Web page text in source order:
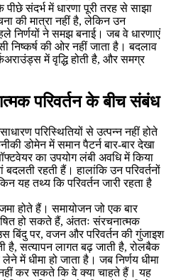
संदर्भ में धारणा पूरी तरह से साझा
की मात्रा नहीं है, लेकिन उन
निर्णयों ने समझ बनाई। जब वे धारणाएं
निष्कर्ष की ओर नहीं जाता है। बदलाव
में वृद्धि होती है, और समग्र
परिवर्तन के बीच संबंध
परिस्थितियों से उत्पन्न नहीं होते
डोमेन में समान पैटर्न बार-बार देखा
का उपयोग लंबी अवधि में किया
रहती हैं। हालांकि उन परिवर्तनों
यह तथ्य कि परिवर्तन जारी रहता है
होते हैं। समायोजन जो एक बार
हो सकते हैं, अंततः संरचनात्मक
बिंदु पर, वजन और परिवर्तन की गुंजाइश
है, सत्यापन लागत बढ़ जाती है, रोलबैक
में धीमा हो जाता है। जब निर्णय धीमा
नहीं कर सकते कि वे क्या चाहते हैं। यह